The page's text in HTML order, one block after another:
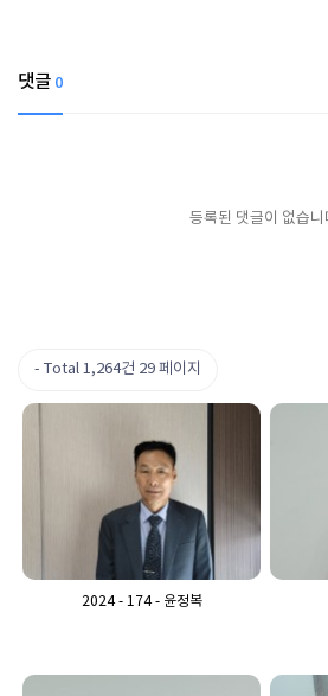
댓글 0
등록된 댓글이 없습니
Total 1,264건 29 페이지
2024 - 174 - 윤정복